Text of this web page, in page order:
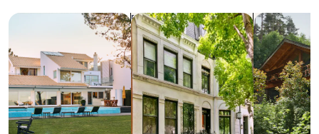
Busque casas Busque apartamentos buscar